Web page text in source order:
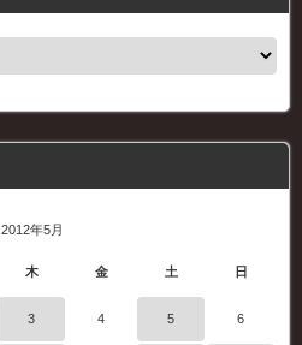
2012年5月
木 金 土 日
3 4 5 6